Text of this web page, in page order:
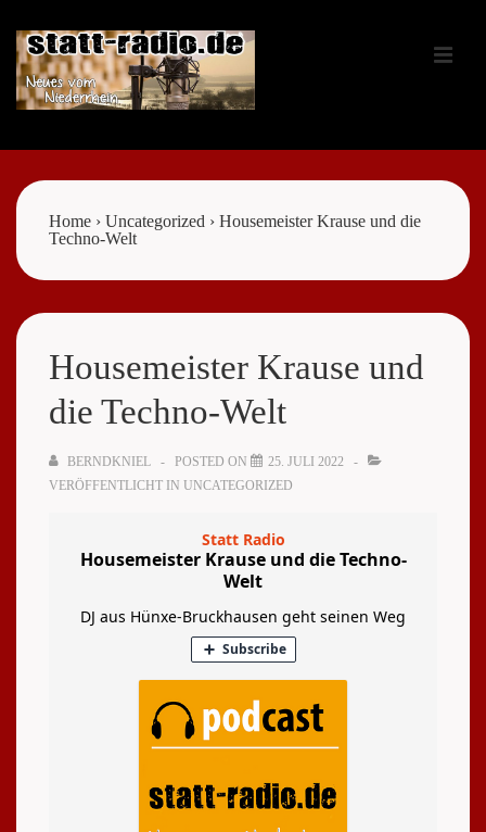
Zum
Inhalt
Navigation
Home › Uncategorized › Housemeister Krause und die
Techno-Welt
Housemeister Krause und
die Techno-Welt
BERNDKNIEL POSTED ON
25. JULI 2022
VERÖFFENTLICHT IN UNCATEGORIZED